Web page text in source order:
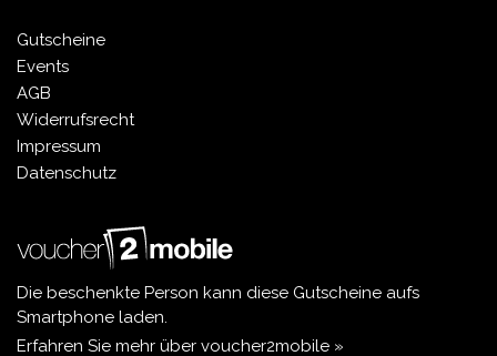
Gutscheine
Events
AGB
Widerrufsrecht
Impressum
Datenschutz
Die beschenkte Person kann diese Gutscheine aufs
Smartphone laden.
Erfahren Sie mehr über voucher2mobile »